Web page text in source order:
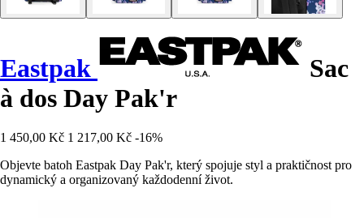
Eastpak
Sac
à dos Day Pak'r
1 450,00 Kč 1 217,00 Kč -16%
Objevte batoh Eastpak Day Pak'r, který spojuje styl a praktičnost pro
dynamický a organizovaný každodenní život.